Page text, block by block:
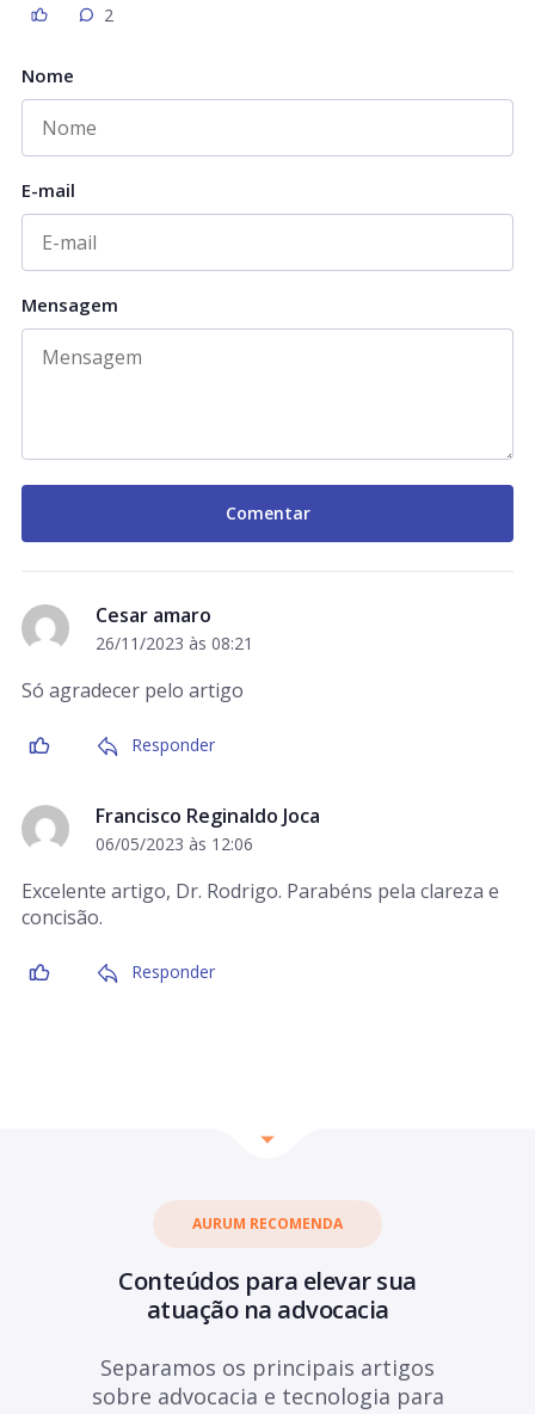
2
Nome
E-mail
Mensagem
Cesar amaro
26/11/2023 às 08:21
Só agradecer pelo artigo
Responder
Francisco Reginaldo Joca
06/05/2023 às 12:06
Excelente artigo, Dr. Rodrigo. Parabéns pela clareza e
concisão.
Responder
AURUM RECOMENDA
Conteúdos para elevar sua
atuação na advocacia
Separamos os principais artigos
sobre advocacia e tecnologia para